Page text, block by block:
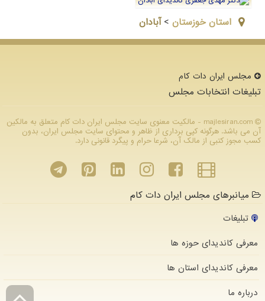
استان خوزستان >آبادان
مجلس ایران دات كام
تبلیغات انتخابات مجلس
majlesiran.com - مالکیت معنوی سایت مجلس ایران دات كام متعلق به مالکین
آن می باشد. هرگونه کپی برداری از ظاهر و محتوای سایت مجلس ایران، بدون
کسب مجوز کتبی از مالک آن، شرعا حرام و پیگرد قانونی دارد.
میانبرهای مجلس ایران دات کام
تبلیغات
معرفی کاندیدای حوزه ها
معرفی کاندیدای استان ها
درباره ما